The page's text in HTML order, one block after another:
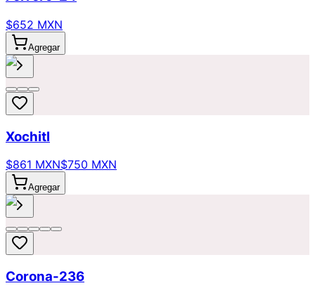
$652 MXN
Agregar
Xochitl
$861 MXN$750 MXN
Agregar
Corona-236